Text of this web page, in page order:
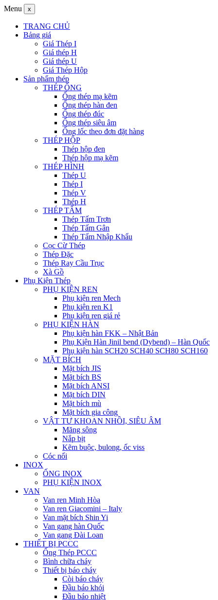
Menu x
TRANG CHỦ
Bảng giá
Giá Thép I
Giá thép H
Giá thép U
Giá Thép Hộp
Sản phẩm thép
THÉP ỐNG
Ống thép mạ kẽm
Ống thép hàn đen
Ống thép đúc
Ống thép siêu âm
Ống lốc theo đơn đặt hàng
THÉP HỘP
Thép hộp đen
Thép hộp mạ kẽm
THÉP HÌNH
Thép U
Thép I
Thép V
Thép H
THÉP TẤM
Thép Tấm Trơn
Thép Tấm Gân
Thép Tấm Nhập Khẩu
Cọc Cừ Thép
Thép Đặc
Thép Ray Cầu Trục
Xà Gồ
Phụ Kiện Thép
PHỤ KIỆN REN
Phụ kiện ren Mech
Phụ kiện ren K1
Phụ kiện ren giá rẻ
PHỤ KIỆN HÀN
Phụ kiện hàn FKK – Nhật Bản
Phụ Kiện Hàn Jinil bend (Dybend) – Hàn Quốc
Phụ kiện hàn SCH20 SCH40 SCH80 SCH160
MẶT BÍCH
Mặt bích JIS
Mặt bích BS
Mặt bích ANSI
Mặt bích DIN
Mặt bích mù
Mặt bích gia công
VẬT TƯ KHOAN NHỒI, SIÊU ÂM
Măng sông
Nắp bịt
Kẽm buộc, bulong, ốc viss
Cóc nối
INOX
ỐNG INOX
PHỤ KIỆN INOX
VAN
Van ren Minh Hòa
Van ren Giacomini – Italy
Van mặt bích Shin Yi
Van gang hàn Quốc
Van gang Đài Loan
THIẾT BỊ PCCC
Ống Thép PCCC
Bình chữa cháy
Thiết bị báo cháy
Còi báo cháy
Đầu báo khói
Đầu báo nhiệt